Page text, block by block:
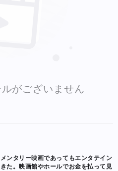
ルがございません
ンタリー映画であってもエンタテイン
た。映画館やホールでお金を払って見